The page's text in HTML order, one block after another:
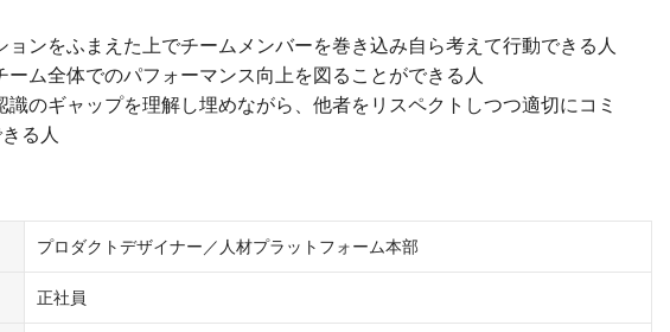
ョンをふまえた上でチームメンバーを巻き込み自ら考えて行動できる人
ーム全体でのパフォーマンス向上を図ることができる人
識のギャップを理解し埋めながら、他者をリスペクトしつつ適切にコミ
る人
プロダクトデザイナー／人材プラットフォーム本部
正社員